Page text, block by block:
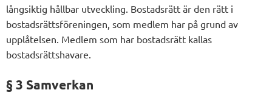
långsiktig hållbar utveckling. Bostadsrätt är den rätt i
bostadsrättsföreningen, som medlem har på grund av
upplåtelsen. Medlem som har bostadsrätt kallas
bostadsrättshavare.
§ 3 Samverkan